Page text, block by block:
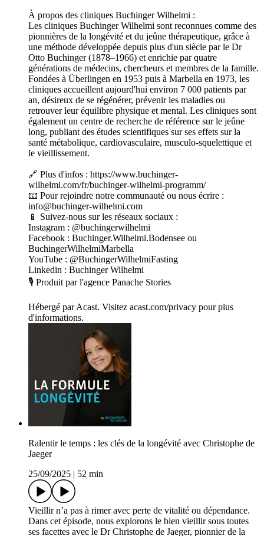
À propos des cliniques Buchinger Wilhelmi :
Les cliniques Buchinger Wilhelmi sont reconnues comme des
pionnières de la longévité et du jeûne thérapeutique, grâce à
une méthode développée depuis plus d'un siècle par le Dr
Otto Buchinger (1878–1966) et enrichie par quatre
générations de médecins, chercheurs et membres de la famille.
Fondées à Überlingen en 1953 puis à Marbella en 1973, les
cliniques accueillent aujourd'hui environ 7 000 patients par
an, désireux de se régénérer, prévenir les maladies ou
retrouver leur équilibre physique et mental. Les cliniques sont
également un centre de recherche de référence sur le jeûne
long, publiant des études scientifiques sur ses effets sur la
santé métabolique, cardiovasculaire, musculo-squelettique et
le vieillissement.
🔗 Plus d'infos : https://www.buchinger-
wilhelmi.com/fr/buchinger-wilhelmi-programm/
📧 Pour rejoindre notre communauté ou nous écrire :
info@buchinger-wilhelmi.com
📱 Suivez-nous sur les réseaux sociaux :
Instagram : @buchingerwilhelmi
Facebook : Buchinger.Wilhelmi.Bodensee ou
BuchingerWilhelmiMarbella
YouTube : @BuchingerWilhelmiFasting
Linkedin : Buchinger Wilhelmi
🎙️ Produit par l'agence Panache Stories
Hébergé par Acast. Visitez acast.com/privacy pour plus
d'informations.
Ralentir le temps : les clés de la longévité avec Christophe de
Jaeger
25/09/2025
52 min
Vieillir n’a pas à rimer avec perte de vitalité ou dépendance.
Dans cet épisode, nous explorons le bien vieillir sous toutes
ses facettes avec le Dr Christophe de Jaeger, pionnier de la